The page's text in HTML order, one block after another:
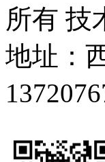
所有 技
地址：